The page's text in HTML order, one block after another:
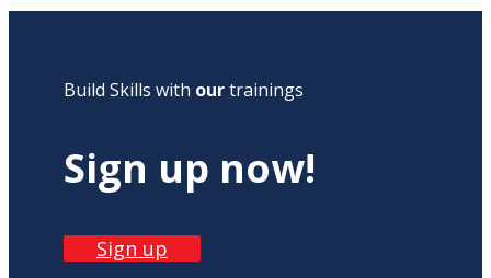
Build Skills with ourtrainings
Sign up now!
Sign up